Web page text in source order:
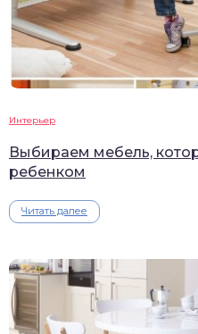
Интерьер
Выбираем мебель,
ребенком
Читать далее